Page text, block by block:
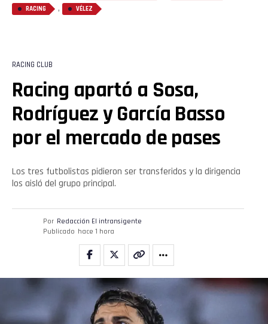
RACING , VÉLEZ
RACING CLUB
Racing apartó a Sosa,
Rodríguez y García Basso
por el mercado de pases
Los tres futbolistas pidieron ser transferidos y la dirigencia
los aisló del grupo principal.
Por Redacción El intransigente
Publicado hace 1 hora